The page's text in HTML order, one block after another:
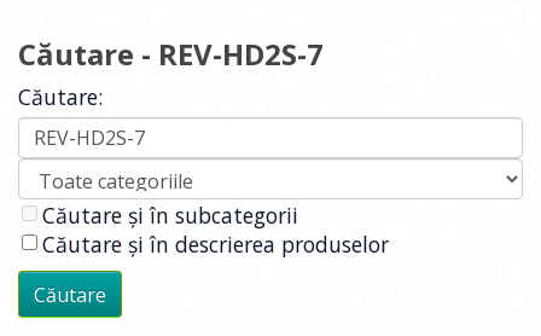
Căutare - REV-HD2S-7
Căutare:
Căutare și în subcategorii
Căutare și în descrierea produselor